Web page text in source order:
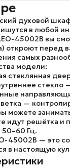
духовой
в любой
45002B вы
откроют перед
самых
модели:
стеклянная
стекло
—
можете
идут решётка и
Гц.
45002B — это
в настоящую